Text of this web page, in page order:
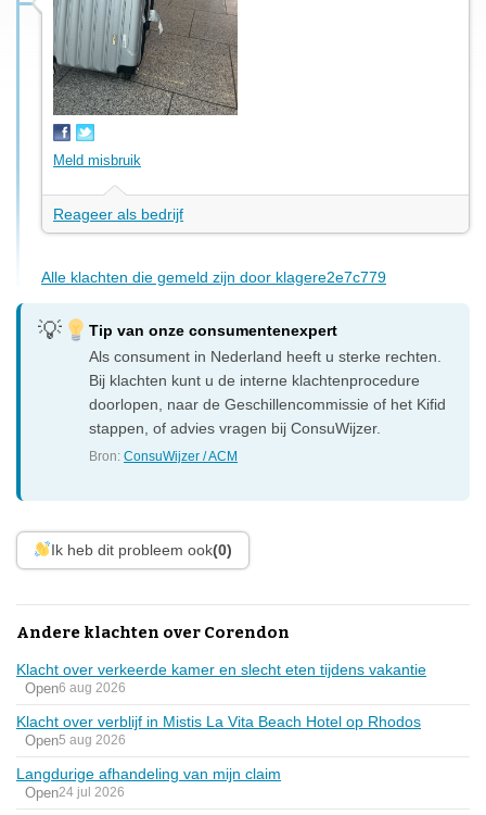
Meld misbruik
Reageer als bedrijf
Alle klachten die gemeld zijn door klagere2e7c779
Tip van onze consumentenexpert
Als consument in Nederland heeft u sterke rechten.
Bij klachten kunt u de interne klachtenprocedure
doorlopen, naar de Geschillencommissie of het Kifid
stappen, of advies vragen bij ConsuWijzer.
Bron:ConsuWijzer / ACM
Ik heb dit probleem ook(0)
Andere klachten over Corendon
Klacht over verkeerde kamer en slecht eten tijdens vakantie
Open6 aug 2026
Klacht over verblijf in Mistis La Vita Beach Hotel op Rhodos
Open5 aug 2026
Langdurige afhandeling van mijn claim
Open24 jul 2026